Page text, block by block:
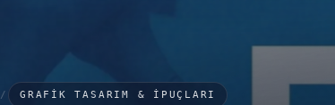
/ GRAFIK TASARIM & İPUÇLARI